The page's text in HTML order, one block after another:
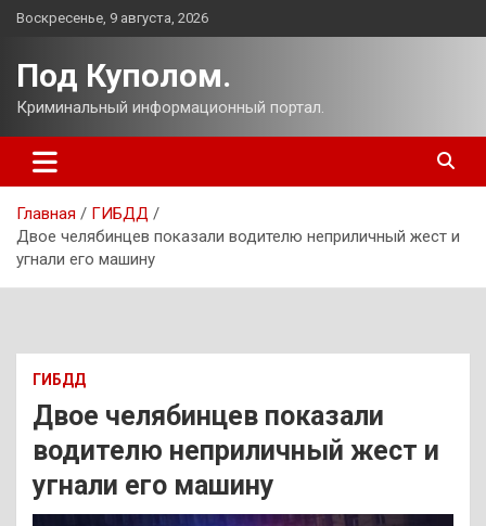
Перейти
Воскресенье, 9 августа, 2026
Под Куполом.
Криминальный информационный портал.
Главная
ГИБДД
Двое челябинцев показали водителю неприличный жест и
угнали его машину
ГИБДД
Двое челябинцев показали
водителю неприличный жест и
угнали его машину